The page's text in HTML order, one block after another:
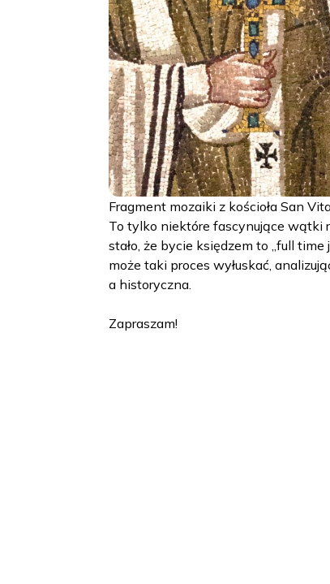
Fragment mozaiki z kościoła San
To tylko niektóre fascynujące wątki
stało, że bycie księdzem to „full
może taki proces wyłuskać,
a historyczna.
Zapraszam!